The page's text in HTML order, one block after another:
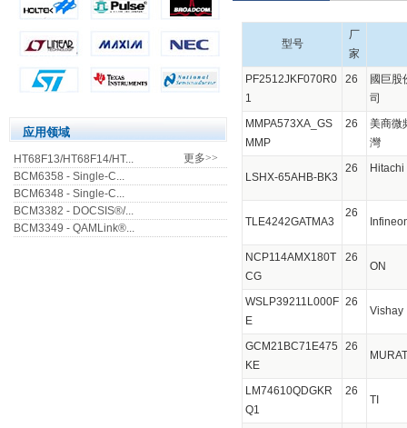
应用领域
更多>>
HT68F13/HT68F14/HT...
BCM6358 - Single-C...
BCM6348 - Single-C...
BCM3382 - DOCSIS®/...
BCM3349 - QAMLink®...
型号
厂
家
PF2512JKF070R0
1
26
國巨股
司
MMPA573XA_GS
MMP
26
美商微
灣
LSHX-65AHB-BK3
26
TLE4242GATMA3
26
NCP114AMX180T
CG
26
ON
WSLP39211L000F
E
26
GCM21BC71E475
KE
26
LM74610QDGKR
Q1
26
TI